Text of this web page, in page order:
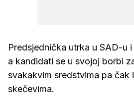
Predsjednička utrka u SAD-u
a kandidati se u svojoj borbi
svakakvim sredstvima pa čak
skečevima.